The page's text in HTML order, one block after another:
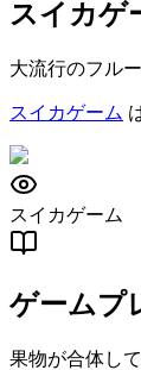
スイカゲ
大流行のフル
スイカゲーム
スイカゲーム
ゲームプ
果物が合体し